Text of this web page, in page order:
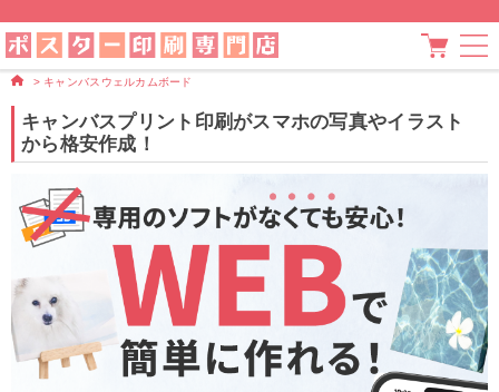
> キャンバスウェルカムボード
キャンバスプリント印刷がスマホの写真やイラスト
から格安作成！